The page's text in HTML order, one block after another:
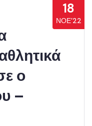
18
ΝΟΈ’22
ο
–